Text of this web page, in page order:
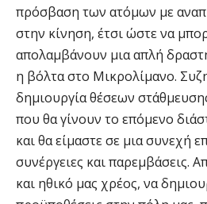
πρόσβαση των ατόμων με
στην κίνηση, έτσι ώστε να
απολαμβάνουν μια απλή
η βόλτα στο Μικρολίμανο.
δημιουργία θέσεων
που θα γίνουν το επόμενο
και θα είμαστε σε μια συνεχή
συνέργειες και παρεμβάσεις.
και ηθικό μας χρέος, να